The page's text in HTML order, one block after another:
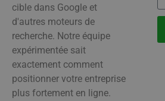
cible dans Google et
d'autres moteurs de
recherche. Notre équipe
expérimentée sait
exactement comment
positionner votre entreprise
plus fortement en ligne.